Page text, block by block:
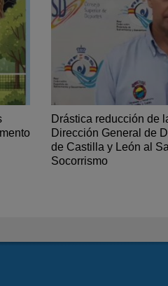
Drástica reducción de
Dirección General de
de Castilla y León al
Socorrismo